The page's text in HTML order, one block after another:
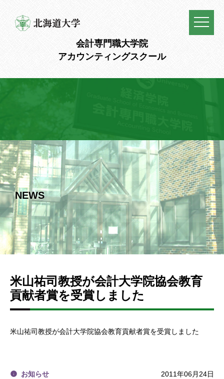
会計専門職大学院
アカウンティングスクール
NEWS
米山祐司教授が会計大学院協会教育
貢献者賞を受賞しました
米山祐司教授が会計大学院協会教育貢献者賞を受賞しました
お知らせ 2011年06月24日